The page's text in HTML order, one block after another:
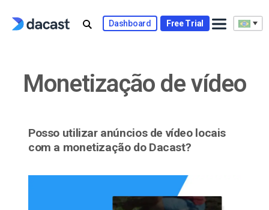
Dashboard Free Trial
Monetização de vídeo
Posso utilizar anúncios de vídeo locais
com a monetização do Dacast?